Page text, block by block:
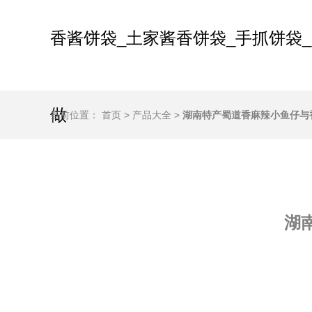
香酱饼袋_土家酱香饼袋_手抓饼袋
做
当前位置： 首页 > 产品大全 > 湖南特产蜀道香麻辣小鱼仔
湖